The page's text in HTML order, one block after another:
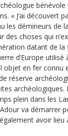
« J’ai découvert
les démineurs de
choses qui
datant de la
d’Europe utilisé
en fer connu
réserve
plein dans les
va démarrer
avoir lieu